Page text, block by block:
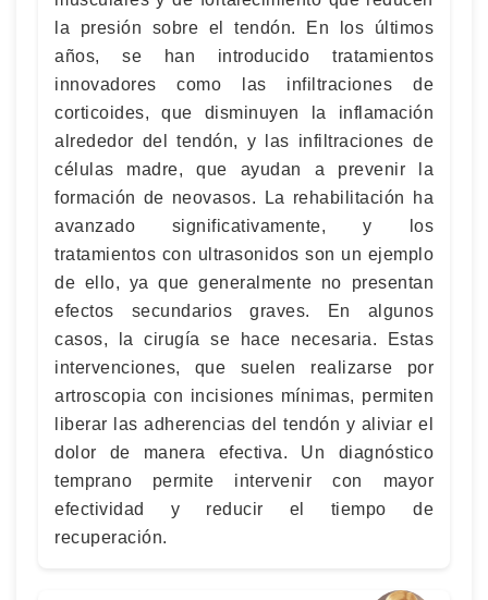
la presión sobre el tendón. En los últimos
años, se han introducido tratamientos
innovadores como las infiltraciones de
corticoides, que disminuyen la inflamación
alrededor del tendón, y las infiltraciones de
células madre, que ayudan a prevenir la
formación de neovasos. La rehabilitación ha
avanzado significativamente, y los
tratamientos con ultrasonidos son un ejemplo
de ello, ya que generalmente no presentan
efectos secundarios graves. En algunos
casos, la cirugía se hace necesaria. Estas
intervenciones, que suelen realizarse por
artroscopia con incisiones mínimas, permiten
liberar las adherencias del tendón y aliviar el
dolor de manera efectiva. Un diagnóstico
temprano permite intervenir con mayor
efectividad y reducir el tiempo de
recuperación.